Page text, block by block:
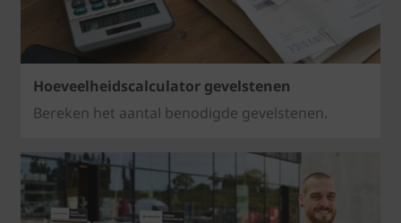
Hoeveelheidscalculator gevelstenen
Bereken het aantal benodigde gevelstenen.